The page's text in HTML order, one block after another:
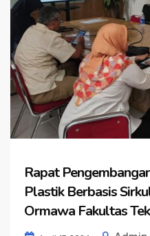
Rapat
Plastik Berbasis
Ormawa Fakultas